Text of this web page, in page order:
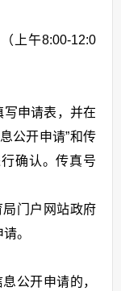
上午8:00-12:0
申请表，并在
公开申请”和传
确认。传真号
门户网站政府
。
公开申请的，